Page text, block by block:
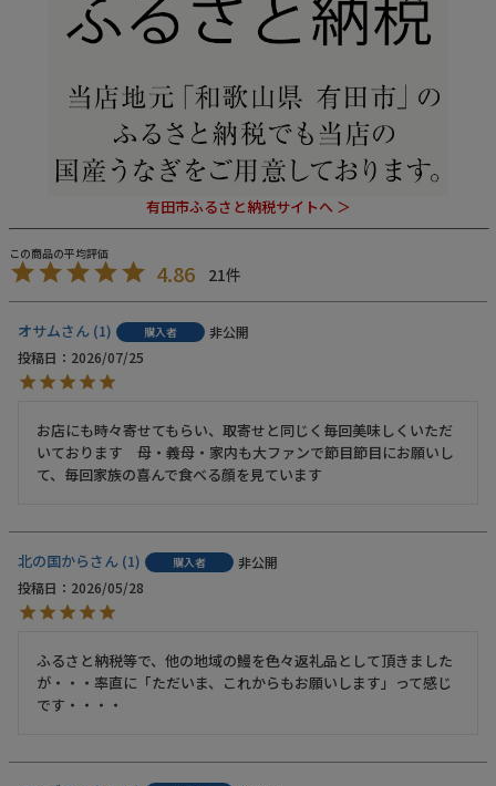
有田市ふるさと納税サイトへ ＞
4.86 21
オサム 1 購入者
非公開
投稿日
2026/07/25
お店にも時々寄せてもらい、取寄せと同じく毎回美味しくいただ
いております　母・義母・家内も大ファンで節目節目にお願いし
て、毎回家族の喜んで食べる顔を見ています
北の国から 1 購入者
非公開
投稿日
2026/05/28
ふるさと納税等で、他の地域の鰻を色々返礼品として頂きました
が・・・率直に「ただいま、これからもお願いします」って感じ
です・・・・